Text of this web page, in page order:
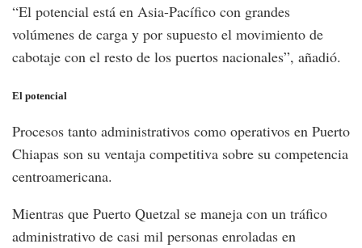
“El potencial está en Asia-Pacífico con grandes
volúmenes de carga y por supuesto el movimiento de
cabotaje con el resto de los puertos nacionales”, añadió.
El potencial
Procesos tanto administrativos como operativos en Puerto
Chiapas son su ventaja competitiva sobre su competencia
centroamericana.
Mientras que Puerto Quetzal se maneja con un tráfico
administrativo de casi mil personas enroladas en